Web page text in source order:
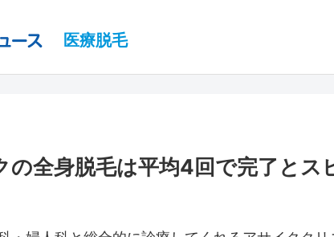
医療脱毛
全身脱毛は平均4回で完了とス